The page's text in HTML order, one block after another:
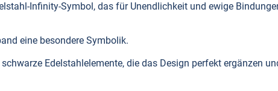
Infinity-Symbol, das für Unendlichkeit und ewige
eine besondere Symbolik.
Edelstahlelemente, die das Design perfekt ergänzen